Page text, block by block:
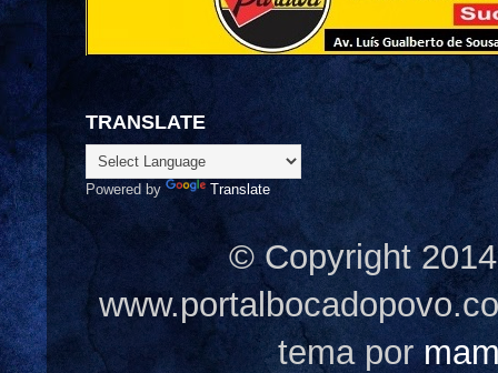
TRANSLATE
Powered by Translate
© Copyright
tema por